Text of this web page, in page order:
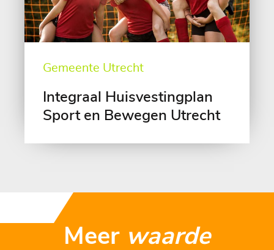
Gemeente Utrecht
Integraal Huisvestingplan
Sport en Bewegen Utrecht
Meer waarde